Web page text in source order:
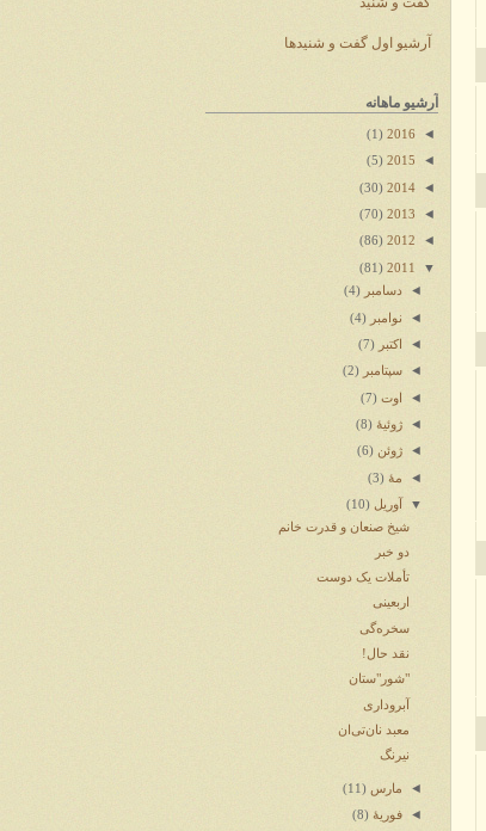
آرشیو اول گفت و شنیدها
آرشیو ماهانه
◄
2016
(1)
◄
2015
(5)
◄
2014
(30)
◄
2013
(70)
◄
2012
(86)
▼
2011
(81)
◄ دسامبر (4)
◄ نوامبر (4)
◄ اکتبر (7)
◄ سپتامبر (2)
◄ اوت (7)
◄ ژوئیهٔ (8)
◄ ژوئن (6)
◄ مهٔ (3)
▼ آوریل (10)
شیخ صنعان و قدرت خانم
دو خبر
تأملات یک دوست
اربعینی
سخره‌گی
نقد حال!
"شور"ستان
آبروداری
معبد نان‌تی‌ان
نیرنگ
◄ مارس (11)
◄ فوریهٔ (8)